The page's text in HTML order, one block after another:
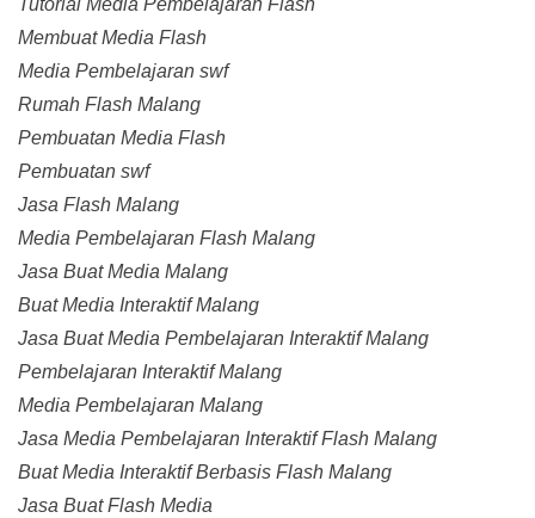
Tutorial Media Pembelajaran Flash
Membuat Media Flash
Media Pembelajaran swf
Rumah Flash Malang
Pembuatan Media Flash
Pembuatan swf
Jasa Flash Malang
Media Pembelajaran Flash Malang
Jasa Buat Media Malang
Buat Media Interaktif Malang
Jasa Buat Media Pembelajaran Interaktif Malang
Pembelajaran Interaktif Malang
Media Pembelajaran Malang
Jasa Media Pembelajaran Interaktif Flash Malang
Buat Media Interaktif Berbasis Flash Malang
Jasa Buat Flash Media